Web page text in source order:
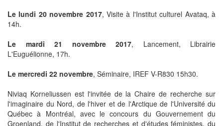
Le lundi 20 novembre 2017, Visite à l'Institut culturel Avataq, à
14h.
Le mardi 21 novembre 2017, Lancement, Librairie
L'Euguélionne, 17h.
Le mercredi 22 novembre, Séminaire, IREF V-R830 15h30.
Niviaq Korneliussen est l'invitée de la Chaire de recherche sur
l'imaginaire du Nord, de l'hiver et de l'Arctique de l'Université du
Québec à Montréal, avec le concours du Gouvernement du
Groenland, de l'Institut de recherches et d'études féministes, du